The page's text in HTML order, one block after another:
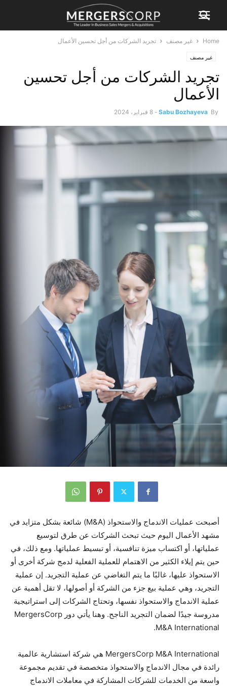
Home غير مصنف تجريد الشركات من أجل تحسين الأعمال
غير مصنف
تجريد الشركات من أجل تحسين
الأعمال
By
Sabu Bozhayeva
- 8 فبراير، 2024
أصبحت عمليات الاندماج والاستحواذ (M&A) شائعة بشكل متزايد في
مشهد الأعمال اليوم حيث تبحث الشركات عن طرق لتوسيع
عملياتها، أو اكتساب ميزة تنافسية، أو تبسيط عملياتها. ومع ذلك، في
حين يتم إيلاء الكثير من الاهتمام للعملية الفعلية لدمج شركة أخرى أو
الاستحواذ عليها، غالبًا ما يتم التغاضي عن عملية التجريد. إن عملية
التجريد، وهي عملية بيع جزء من الشركة أو أصولها، لا تقل أهمية عن
عملية الاندماج والاستحواذ نفسها، وتحتاج الشركات إلى استراتيجية
مدروسة جيدًا لضمان التجريد الناجح. وهنا يأتي دور MergersCorp
M&A International.
MergersCorp M&A International هي شركة استشارية عالمية
رائدة في مجال الاندماج والاستحواذ متخصصة في تقديم مجموعة
واسعة من الخدمات للشركات المشاركة في معاملات الاندماج